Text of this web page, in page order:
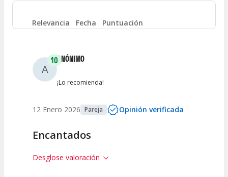
Entre 4 y 6 0
Entre 0 y 2
Relevancia Fecha Puntuación
A
10ANÓNIMO
¡Lo recomienda!
12 Enero 2026 Pareja Opinión verificada
Encantados
Desglose valoración